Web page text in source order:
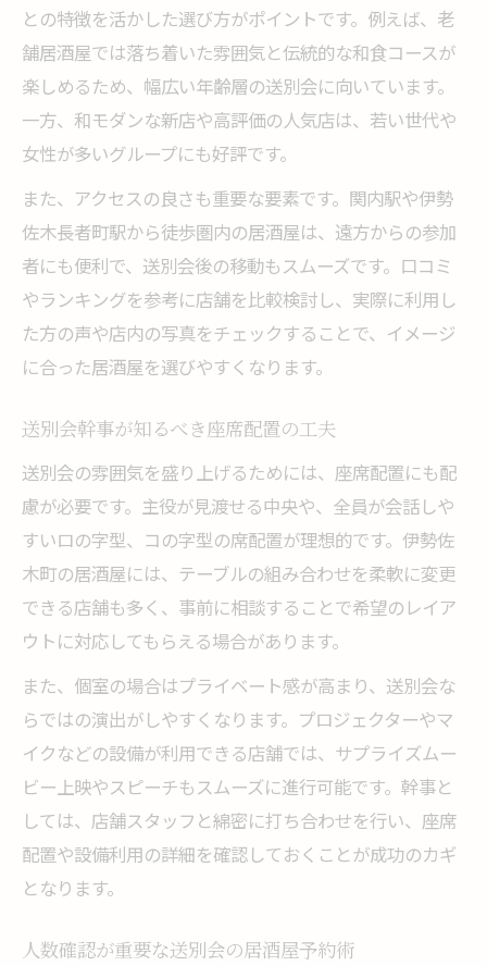
との特徴を活かした選び方がポイントです。例えば、老
舗居酒屋では落ち着いた雰囲気と伝統的な和食コースが
楽しめるため、幅広い年齢層の送別会に向いています。
一方、和モダンな新店や高評価の人気店は、若い世代や
女性が多いグループにも好評です。
また、アクセスの良さも重要な要素です。関内駅や伊勢
佐木長者町駅から徒歩圏内の居酒屋は、遠方からの参加
者にも便利で、送別会後の移動もスムーズです。口コミ
やランキングを参考に店舗を比較検討し、実際に利用し
た方の声や店内の写真をチェックすることで、イメージ
に合った居酒屋を選びやすくなります。
送別会幹事が知るべき座席配置の工夫
送別会の雰囲気を盛り上げるためには、座席配置にも配
慮が必要です。主役が見渡せる中央や、全員が会話しや
すいロの字型、コの字型の席配置が理想的です。伊勢佐
木町の居酒屋には、テーブルの組み合わせを柔軟に変更
できる店舗も多く、事前に相談することで希望のレイア
ウトに対応してもらえる場合があります。
また、個室の場合はプライベート感が高まり、送別会な
らではの演出がしやすくなります。プロジェクターやマ
イクなどの設備が利用できる店舗では、サプライズムー
ビー上映やスピーチもスムーズに進行可能です。幹事と
しては、店舗スタッフと綿密に打ち合わせを行い、座席
配置や設備利用の詳細を確認しておくことが成功のカギ
となります。
人数確認が重要な送別会の居酒屋予約術